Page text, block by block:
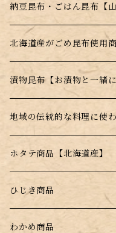
とんがらし昆布
羅臼昆布
利尻昆布
真昆布
根昆布
納豆昆布・ごはん昆布【
北海道産がごめ昆布使用
漬物昆布【お漬物と一緒
地域の伝統的な料理に使
ホタテ商品【北海道産】
干し帆立貝柱【北海道産】
薄焼きせんべい【昆布＋帆
ひじき商品
塩ふきひじき【塩昆布だ
わかめ商品